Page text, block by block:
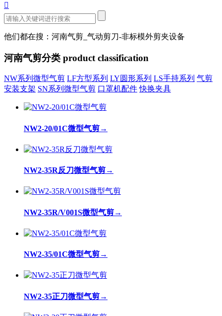

他们都在搜：河南气剪_气动剪刀-非标模外剪夹设备
河南气剪分类 product classification
NW系列微型气剪 LF方型系列 LY圆形系列 LS手持系列 气剪
安装支架 SN系列微型气剪 口罩机配件 快换夹具
NW2-20/01C微型气剪→
NW2-35R反刀微型气剪→
NW2-35R/V001S微型气剪→
NW2-35/01C微型气剪→
NW2-35正刀微型气剪→